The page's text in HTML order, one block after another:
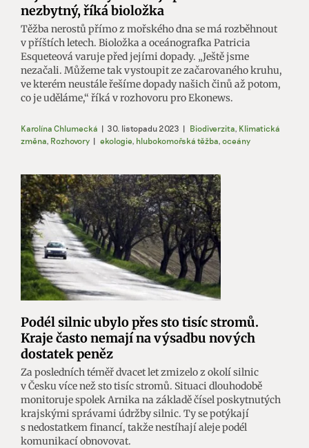
nezbytný, říká bioložka
Těžba nerostů přímo z mořského dna se má rozběhnout
v příštích letech. Bioložka a oceánografka Patricia
Esqueteová varuje před jejími dopady. „Ještě jsme
nezačali. Můžeme tak vystoupit ze začarovaného kruhu,
ve kterém neustále řešíme dopady našich činů až potom,
co je uděláme,“ říká v rozhovoru pro Ekonews.
Karolína Chlumecká | 30. listopadu 2023 | Biodiverzita Klimatická
změna Rozhovory | ekologie hlubokomořská těžba oceány
Podél silnic ubylo přes sto tisíc stromů.
Kraje často nemají na výsadbu nových
dostatek peněz
Za posledních téměř dvacet let zmizelo z okolí silnic
v Česku více než sto tisíc stromů. Situaci dlouhodobě
monitoruje spolek Arnika na základě čísel poskytnutých
krajskými správami údržby silnic. Ty se potýkají
s nedostatkem financí, takže nestíhají aleje podél
komunikací obnovovat.